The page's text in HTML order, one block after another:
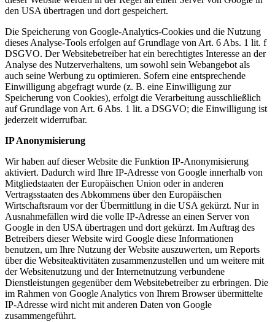
den USA übertragen und dort gespeichert.
Die Speicherung von Google-Analytics-Cookies und die Nutzung
dieses Analyse-Tools erfolgen auf Grundlage von Art. 6 Abs. 1 lit. f
DSGVO. Der Websitebetreiber hat ein berechtigtes Interesse an der
Analyse des Nutzerverhaltens, um sowohl sein Webangebot als
auch seine Werbung zu optimieren. Sofern eine entsprechende
Einwilligung abgefragt wurde (z. B. eine Einwilligung zur
Speicherung von Cookies), erfolgt die Verarbeitung ausschließlich
auf Grundlage von Art. 6 Abs. 1 lit. a DSGVO; die Einwilligung ist
jederzeit widerrufbar.
IP Anonymisierung
Wir haben auf dieser Website die Funktion IP-Anonymisierung
aktiviert. Dadurch wird Ihre IP-Adresse von Google innerhalb von
Mitgliedstaaten der Europäischen Union oder in anderen
Vertragsstaaten des Abkommens über den Europäischen
Wirtschaftsraum vor der Übermittlung in die USA gekürzt. Nur in
Ausnahmefällen wird die volle IP-Adresse an einen Server von
Google in den USA übertragen und dort gekürzt. Im Auftrag des
Betreibers dieser Website wird Google diese Informationen
benutzen, um Ihre Nutzung der Website auszuwerten, um Reports
über die Websiteaktivitäten zusammenzustellen und um weitere mit
der Websitenutzung und der Internetnutzung verbundene
Dienstleistungen gegenüber dem Websitebetreiber zu erbringen. Die
im Rahmen von Google Analytics von Ihrem Browser übermittelte
IP-Adresse wird nicht mit anderen Daten von Google
zusammengeführt.